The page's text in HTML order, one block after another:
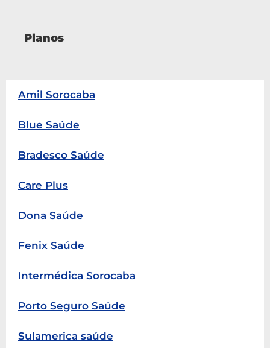
Planos
Amil Sorocaba
Blue Saúde
Bradesco Saúde
Care Plus
Dona Saúde
Fenix Saúde
Intermédica Sorocaba
Porto Seguro Saúde
Sulamerica saúde